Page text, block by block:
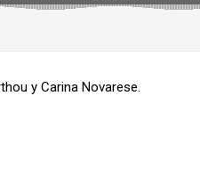
y Carina Novarese.